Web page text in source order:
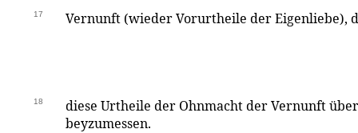
17 Vernunft (wieder Vorurtheile der Eigenliebe),
18
diese Urtheile der Ohnmacht der Vernunft
beyzumessen.